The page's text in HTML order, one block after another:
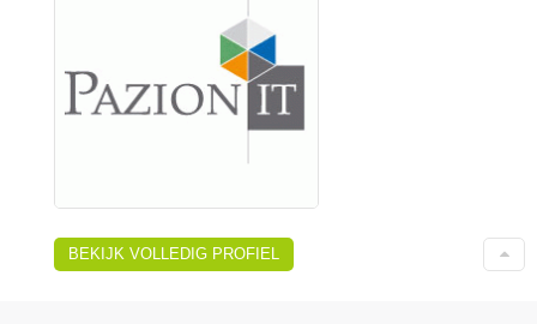
BEKIJK VOLLEDIG PROFIEL